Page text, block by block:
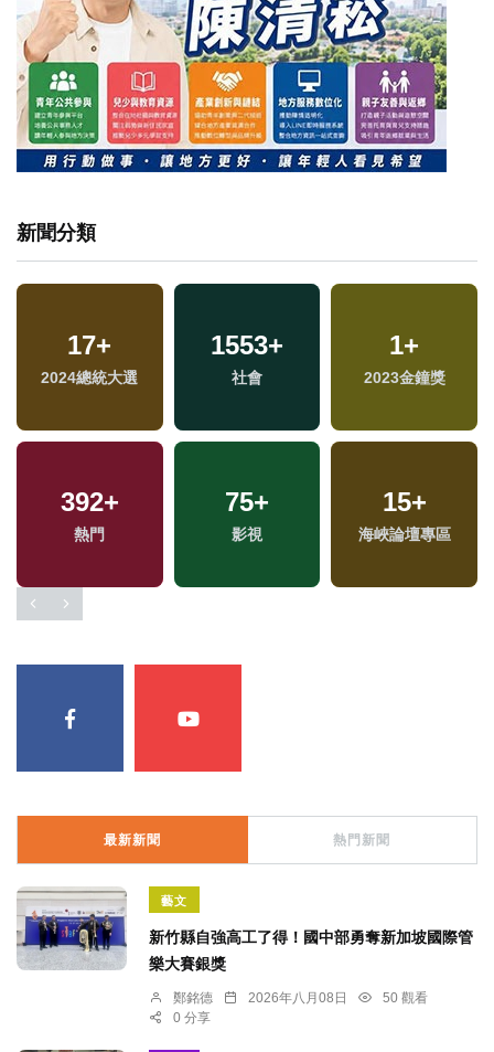
新聞分類
17+
2024總統大選
1553+
社會
1+
2023金鐘獎
392+
熱門
75+
影視
15+
海峽論壇專區
最新新聞 熱門新聞
藝文
新竹縣自強高工了得！國中部勇奪新加坡國際管
樂大賽銀獎
鄭銘德 2026年八月08日
50 觀看
0 分享